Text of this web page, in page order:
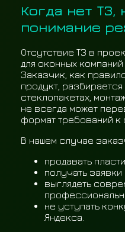
Когда нет ТЗ,
понимание
Отсутствие ТЗ в
для оконных
Заказчик, как
продукт,
стеклопакетах,
не всегда может
формат требований к
В нашем случае
продавать
получать заявки
выглядеть
не уступать
Яндекса.